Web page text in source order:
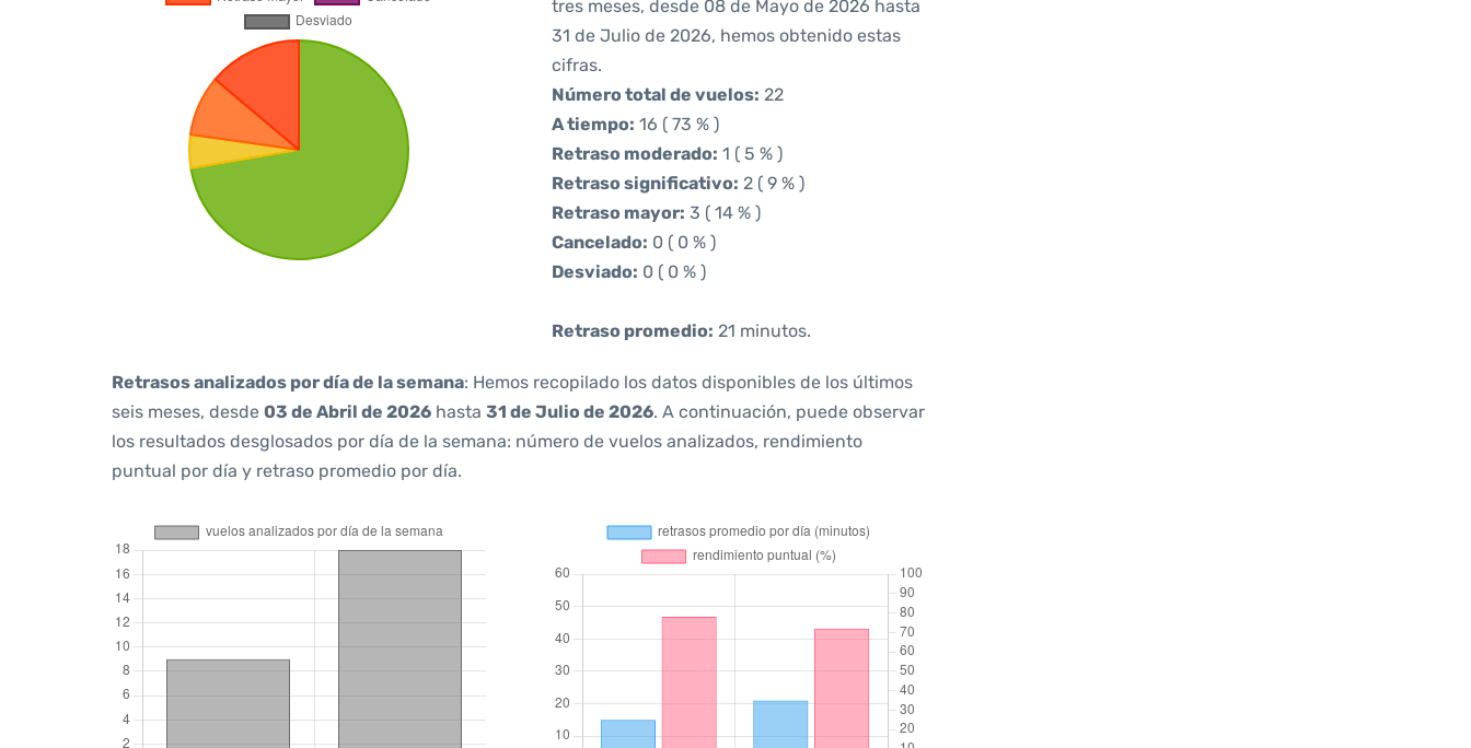
tres meses, desde 08 de Mayo de 2026 hasta
31 de Julio de 2026, hemos obtenido estas
cifras.
Número total de vuelos: 22
A tiempo: 16 ( 73 % )
Retraso moderado: 1 ( 5 % )
Retraso significativo: 2 ( 9 % )
Retraso mayor: 3 ( 14 % )
Cancelado: 0 ( 0 % )
Desviado: 0 ( 0 % )
Retraso promedio: 21 minutos.
Retrasos analizados por día de la semana: Hemos recopilado los datos disponibles de los últimos
seis meses, desde 03 de Abril de 2026 hasta 31 de Julio de 2026. A continuación, puede observar
los resultados desglosados por día de la semana: número de vuelos analizados, rendimiento
puntual por día y retraso promedio por día.